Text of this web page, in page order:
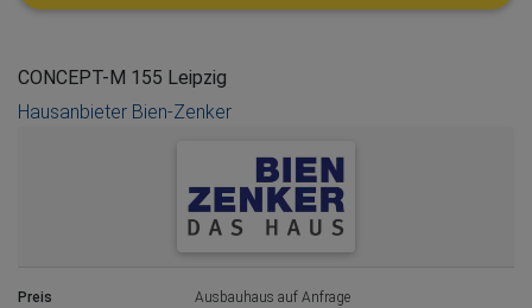
CONCEPT-M 155 Leipzig
Hausanbieter Bien-Zenker
Preis
Ausbauhaus auf Anfrage